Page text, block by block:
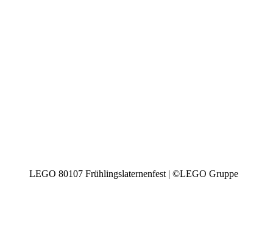
LEGO 80107 Frühlingslaternenfest | ©LEGO Gruppe